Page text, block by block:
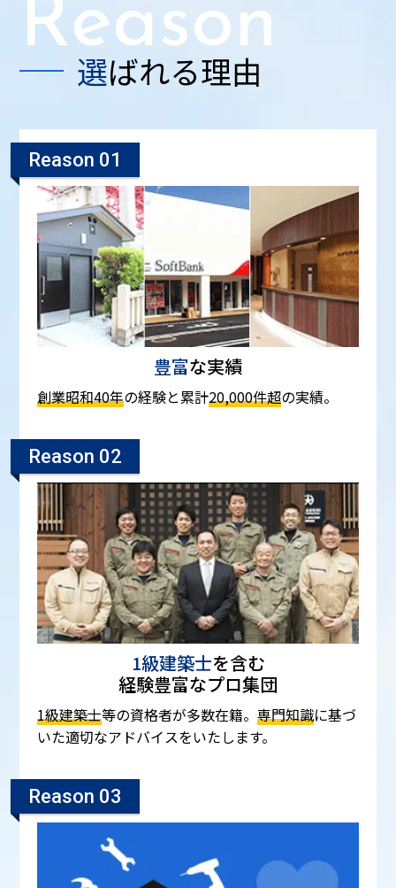
Reason
選ばれる理由
Reason 01
豊富な実績
創業昭和40年の経験と累計20,000件超の実績。
Reason 02
1級建築士を含む
経験豊富なプロ集団
1級建築士等の資格者が多数在籍。専門知識に基づ
いた適切なアドバイスをいたします。
Reason 03